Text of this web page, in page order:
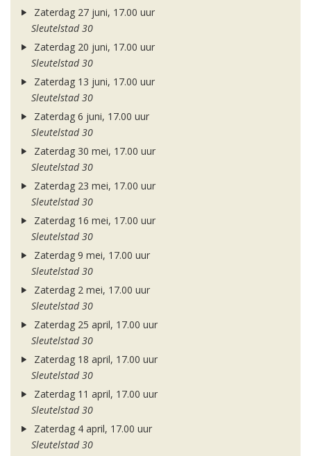
Zaterdag 27 juni, 17.00 uur
Sleutelstad 30
Zaterdag 20 juni, 17.00 uur
Sleutelstad 30
Zaterdag 13 juni, 17.00 uur
Sleutelstad 30
Zaterdag 6 juni, 17.00 uur
Sleutelstad 30
Zaterdag 30 mei, 17.00 uur
Sleutelstad 30
Zaterdag 23 mei, 17.00 uur
Sleutelstad 30
Zaterdag 16 mei, 17.00 uur
Sleutelstad 30
Zaterdag 9 mei, 17.00 uur
Sleutelstad 30
Zaterdag 2 mei, 17.00 uur
Sleutelstad 30
Zaterdag 25 april, 17.00 uur
Sleutelstad 30
Zaterdag 18 april, 17.00 uur
Sleutelstad 30
Zaterdag 11 april, 17.00 uur
Sleutelstad 30
Zaterdag 4 april, 17.00 uur
Sleutelstad 30